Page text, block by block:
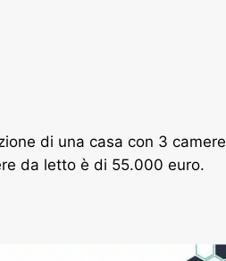
di una casa con 3 camere
da letto è di 55.000 euro.